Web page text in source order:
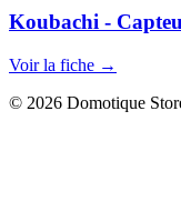
Koubachi -
Voir la fiche →
© 2026 Domotique